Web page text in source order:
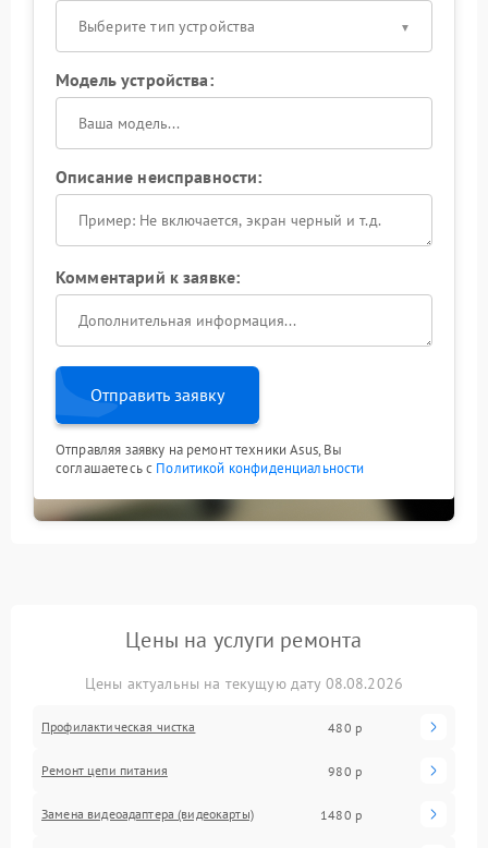
Выберите тип устройства
Модель устройства:
Описание неисправности:
Комментарий к заявке:
Отправить заявку
Отправляя заявку на ремонт техники Asus, Вы
соглашаетесь с Политикой конфиденциальности
Цены на услуги ремонта
Цены актуальны на текущую дату 08.08.2026
Профилактическая чистка 480 р
Ремонт цепи питания 980 р
Замена видеоадаптера (видеокарты) 1480 р